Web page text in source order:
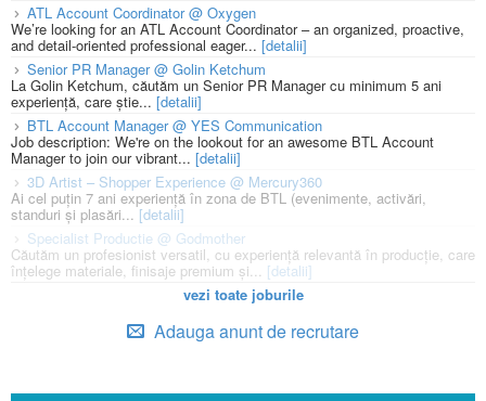
ATL Account Coordinator @ Oxygen
We’re looking for an ATL Account Coordinator – an organized, proactive,
and detail-oriented professional eager... [detalii]
Senior PR Manager @ Golin Ketchum
La Golin Ketchum, căutăm un Senior PR Manager cu minimum 5 ani
experiență, care știe... [detalii]
BTL Account Manager @ YES Communication
Job description: We're on the lookout for an awesome BTL Account
Manager to join our vibrant... [detalii]
3D Artist – Shopper Experience @ Mercury360
Ai cel puțin 7 ani experiență în zona de BTL (evenimente, activări,
standuri și plasări... [detalii]
Specialist Productie @ Godmother
Căutăm un profesionist versatil, cu experiență relevantă în producție, care
înțelege materiale, finisaje premium și... [detalii]
vezi toate joburile
Adauga anunt de recrutare